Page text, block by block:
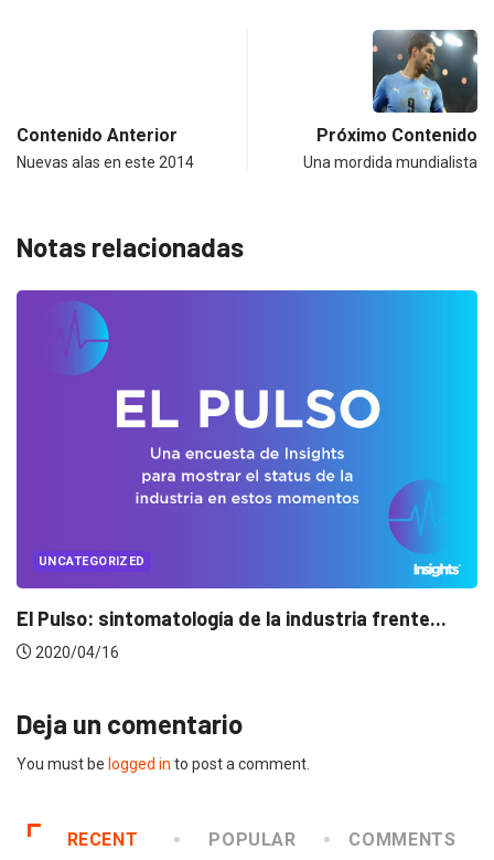
Contenido Anterior
Nuevas alas en este 2014
Próximo Contenido
Una mordida mundialista
Notas relacionadas
de la industria frente...
Deja un comentario
You must be logged in to post a comment.
RECENT POPULAR COMMENTS